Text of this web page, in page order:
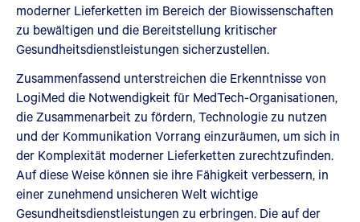
moderner Lieferketten im Bereich der Biowissenschaften
zu bewältigen und die Bereitstellung kritischer
Gesundheitsdienstleistungen sicherzustellen.
Zusammenfassend unterstreichen die Erkenntnisse von
LogiMed die Notwendigkeit für MedTech-Organisationen,
die Zusammenarbeit zu fördern, Technologie zu nutzen
und der Kommunikation Vorrang einzuräumen, um sich in
der Komplexität moderner Lieferketten zurechtzufinden.
Auf diese Weise können sie ihre Fähigkeit verbessern, in
einer zunehmend unsicheren Welt wichtige
Gesundheitsdienstleistungen zu erbringen. Die auf der